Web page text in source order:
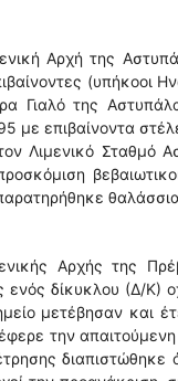
Αρχή της
(υπήκοοι
της
με επιβαίνοντα
Λιμενικό Σταθμό
Αρχής της
δίκυκλου (Δ/Κ)
μετέβησαν και
την